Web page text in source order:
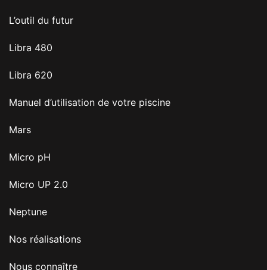
L’outil du futur
Libra 480
Libra 620
Manuel d’utilisation de votre piscine
Mars
Micro pH
Micro UP 2.0
Neptune
Nos réalisations
Nous connaître